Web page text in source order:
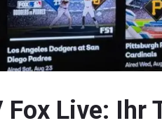
Fox Live: Ihr